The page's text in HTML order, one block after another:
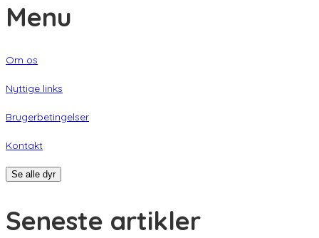
Menu
Om os
Nyttige links
Brugerbetingelser
Kontakt
Se alle dyr
Seneste artikler